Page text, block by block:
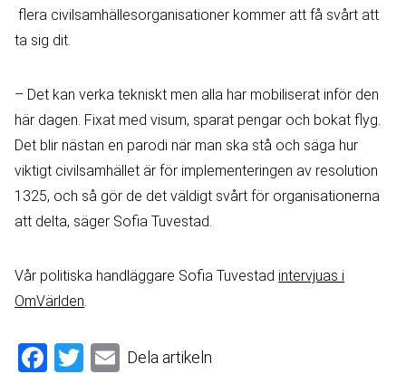
flera civilsamhällesorganisationer kommer att få svårt att
ta sig dit.
– Det kan verka tekniskt men alla har mobiliserat inför den
här dagen. Fixat med visum, sparat pengar och bokat flyg.
Det blir nästan en parodi när man ska stå och säga hur
viktigt civilsamhället är för implementeringen av resolution
1325, och så gör de det väldigt svårt för organisationerna
att delta, säger Sofia Tuvestad.
Vår politiska handläggare Sofia Tuvestad intervjuas i
OmVärlden
Facebook
TwitterEmail
Dela artikeln